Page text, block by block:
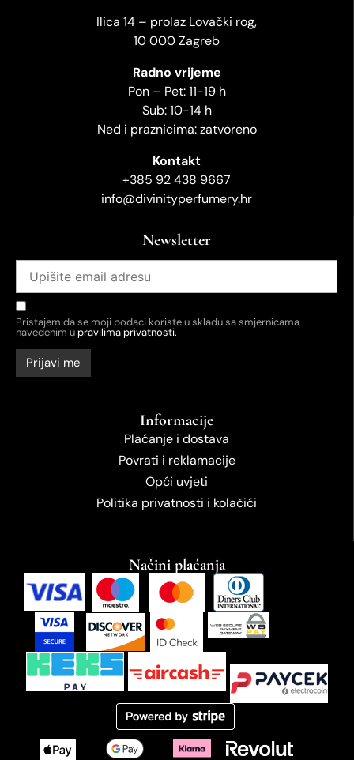
Ilica 14 – prolaz Lovački rog,
10 000 Zagreb
Radno vrijeme
Pon – Pet: 11-19 h
Sub: 10-14 h
Ned i praznicima: zatvoreno
Kontakt
+385 92 438 9667
info@divinityperfumery.hr
Newsletter
Pristajem da se moji podaci koriste u skladu sa smjernicama
navedenim upravilima privatnosti.
Informacije
Plaćanje i dostava
Povrati i reklamacije
Opći uvjeti
Politika privatnosti i kolačići
Načini plaćanja